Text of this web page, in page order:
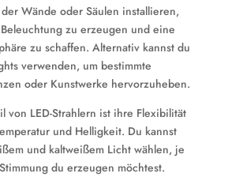
Wände oder Säulen installieren,
zu erzeugen und eine
zu schaffen. Alternativ kannst du
verwenden, um bestimmte
oder Kunstwerke hervorzuheben.
von LED-Strahlern ist ihre Flexibilität
und Helligkeit. Du kannst
und kaltweißem Licht wählen, je
du erzeugen möchtest.